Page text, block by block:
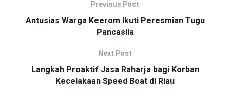
Previous Post
Antusias Warga Keerom Ikuti Peresmian Tugu
Pancasila
Next Post
Langkah Proaktif Jasa Raharja bagi Korban
Kecelakaan Speed Boat di Riau